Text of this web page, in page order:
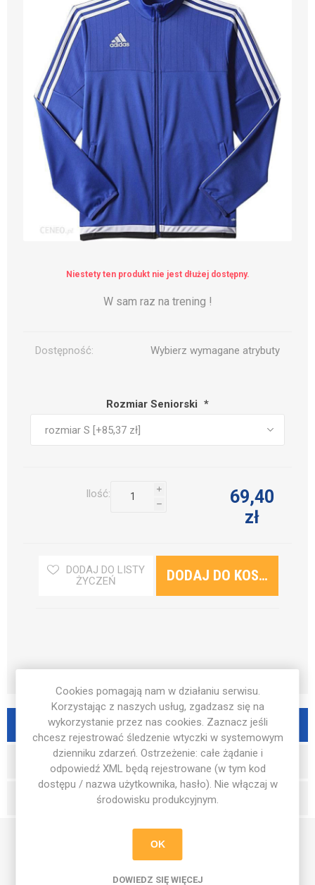
Niestety ten produkt nie jest dłużej dostępny.
W sam raz na trening !
Dostępność: Wybierz wymagane atrybuty
Rozmiar Seniorski *
Ilość: i
h
69,40
zł
DODAJ DO LISTY
ŻYCZEŃ
OPIS PRODUKTU
WYŚLIJ PYTANIE
Cookies pomagają nam w działaniu serwisu.
Korzystając z naszych usług, zgadzasz się na
wykorzystanie przez nas cookies. Zaznacz jeśli
chcesz rejestrować śledzenie wtyczki w systemowym
dzienniku zdarzeń. Ostrzeżenie: całe żądanie i
odpowiedź XML będą rejestrowane (w tym kod
dostępu / nazwa użytkownika, hasło). Nie włączaj w
środowisku produkcyjnym.
OK
DOWIEDZ SIĘ WIĘCEJ